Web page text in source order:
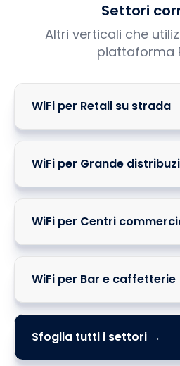
Settori
Altri verticali che
piattaforma
WiFi per Retail su strada
WiFi per Grande
WiFi per Centri
WiFi per Bar e caffetterie
Sfoglia tutti i settori →